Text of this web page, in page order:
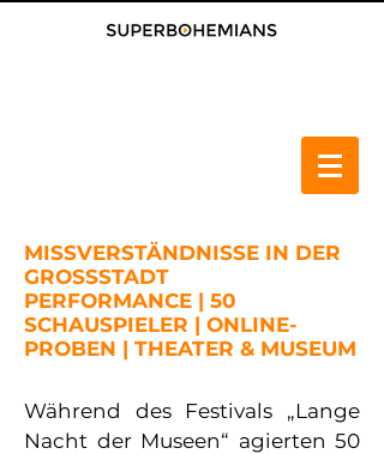
MISSVERSTÄNDNISSE IN DER
GROSSSTADT
PERFORMANCE | 50
SCHAUSPIELER | ONLINE-
PROBEN | THEATER & MUSEUM
Während des Festivals „Lange
Nacht der Museen“ agierten 50